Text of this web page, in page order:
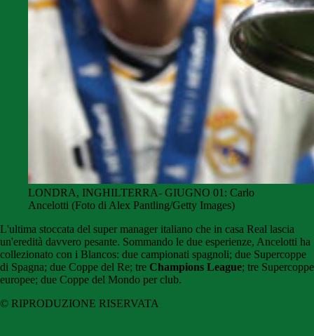
LONDRA, INGHILTERRA- GIUGNO 01: Carlo
Ancelotti (Foto di Alex Pantling/Getty Images)
L'ultima stoccata del super manager italiano che in casa Real lascia
un'eredità davvero pesante. Sommando le due esperienze, Ancelotti ha
collezionato con i Blancos: due campionati spagnoli; due Supercoppe
di Spagna; due Coppe del Re; tre Champions League; tre Supercoppe
europee; due Coppe del Mondo per club.
© RIPRODUZIONE RISERVATA